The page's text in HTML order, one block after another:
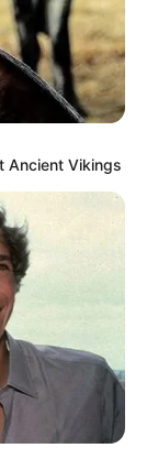
Ancient Vikings